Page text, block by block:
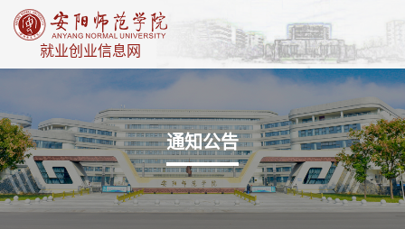
就业创业信息网
通知公告